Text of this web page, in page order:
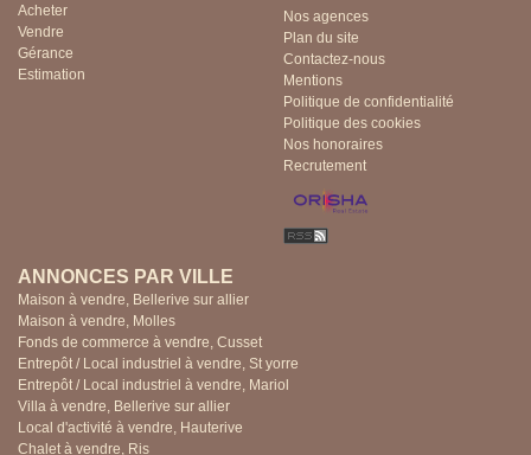
Acheter
Vendre
Gérance
Estimation
Nos agences
Plan du site
Contactez-nous
Mentions
Politique de confidentialité
Politique des cookies
Nos honoraires
Recrutement
ANNONCES PAR VILLE
Maison à vendre, Bellerive sur allier
Maison à vendre, Molles
Fonds de commerce à vendre, Cusset
Entrepôt / Local industriel à vendre, St yorre
Entrepôt / Local industriel à vendre, Mariol
Villa à vendre, Bellerive sur allier
Local d'activité à vendre, Hauterive
Chalet à vendre, Ris